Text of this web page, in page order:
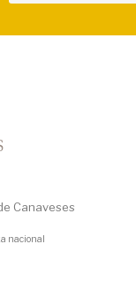
Canaveses
nacional